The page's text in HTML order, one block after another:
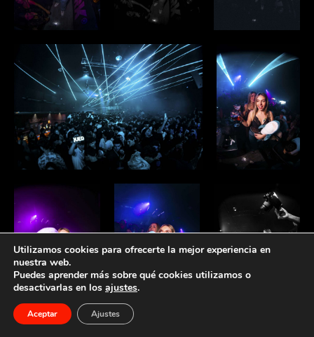
Utilizamos cookies para ofrecerte la mejor experiencia en
nuestra web.
Puedes aprender más sobre qué cookies utilizamos o
desactivarlas en los ajustes.
Aceptar Ajustes
Necessites ajuda?